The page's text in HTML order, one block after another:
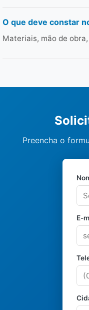
O que deve constar
Materiais, mão de
Preencha o
E-